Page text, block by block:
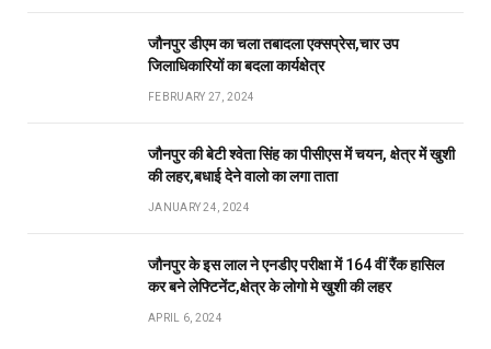
जौनपुर डीएम का चला तबादला एक्सप्रेस,चार उप
जिलाधिकारियों का बदला कार्यक्षेत्र
FEBRUARY 27, 2024
जौनपुर की बेटी श्वेता सिंह का पीसीएस में चयन, क्षेत्र में खुशी
की लहर,बधाई देने वालो का लगा ताता
JANUARY 24, 2024
जौनपुर के इस लाल ने एनडीए परीक्षा में 164 वीं रैंक हासिल
कर बने लेफ्टिनेंट,क्षेत्र के लोगो मे खुशी की लहर
APRIL 6, 2024